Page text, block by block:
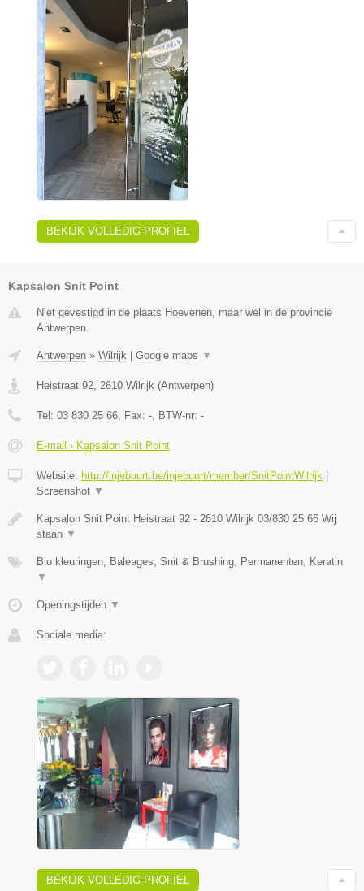
BEKIJK VOLLEDIG PROFIEL
Kapsalon Snit Point
Niet gevestigd in de plaats Hoevenen, maar wel in de provincie
Antwerpen.
Antwerpen » Wilrijk Google maps ▼
Heistraat 92, 2610 Wilrijk (Antwerpen)
Tel: 03 830 25 66, Fax: -, BTW-nr: -
E-mail › Kapsalon Snit Point
Website: http://injebuurt.be/injebuurt/member/SnitPointWilrijk
Screenshot ▼
Kapsalon Snit Point Heistraat 92 - 2610 Wilrijk 03/830 25 66 Wij
staan ▼
Bio kleuringen, Baleages, Snit & Brushing, Permanenten, Keratin
▼
Openingstijden ▼
Sociale media:
BEKIJK VOLLEDIG PROFIEL